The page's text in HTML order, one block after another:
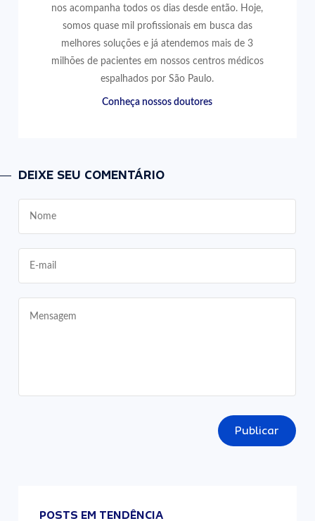
nos acompanha todos os dias desde então. Hoje,
somos quase mil profissionais em busca das
melhores soluções e já atendemos mais de 3
milhões de pacientes em nossos centros médicos
espalhados por São Paulo.
Conheça nossos doutores
DEIXE SEU COMENTÁRIO
Publicar
POSTS EM TENDÊNCIA